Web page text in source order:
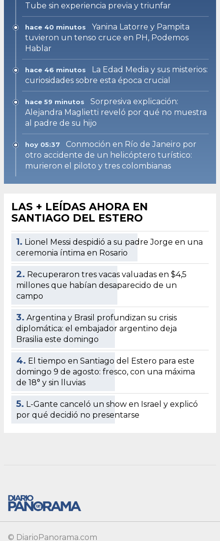
Tube sin experiencia previa y triunfar
hace 40 minutos
Yanina Latorre y Pampita
tuvieron un tenso cruce en PH, Podemos
Hablar
hace 46 minutos
La Edad Media y sus misterios:
curiosidades sobre esta época crucial
hace 59 minutos
Sorpresiva explicación:
Alejandra Maglietti reveló por qué no muestra
al padre de su hijo
hoy 05:37
Conmoción en Río de Janeiro por
otro accidente de un helicóptero turístico:
murieron el piloto y tres colombianas
LAS + LEÍDAS AHORA EN
SANTIAGO DEL ESTERO
1. Lionel Messi despidió a su padre Jorge en una
ceremonia íntima en Rosario
2. Recuperaron tres vacas valuadas en $4,5
millones que habían desaparecido de un
campo
3. Argentina y Brasil profundizan su crisis
diplomática: el embajador argentino deja
Brasilia este domingo
4. El tiempo en Santiago del Estero para este
domingo 9 de agosto: fresco, con una máxima
de 18° y sin lluvias
5. L-Gante canceló un show en Israel y explicó
por qué decidió no presentarse
© DiarioPanorama.com